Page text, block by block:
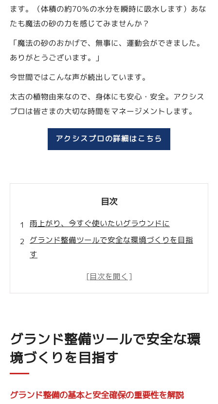
ます。（体積の約70％の水分を瞬時に吸水します）あな
たも魔法の砂の力を感じてみませんか？
「魔法の砂のおかげで、無事に、運動会ができました。
ありがとうございます。」
今世間ではこんな声が続出しています。
太古の植物由来なので、身体にも安心・安全。アクシス
プロは皆さまの大切な時間をマネージメントします。
アクシスプロの詳細はこちら
目次
雨上がり、今すぐ使いたいグラウンドに
グランド整備ツールで安全な環境づくりを目指
す
グランド整備の基本と安全確保の重要性を
グラウンド整備やり方とリスク回避の関係
を知る
正しいグランド整備が快適な施設運営につ
グラウンドの安全性を高める整備道具の使
グランド整備ツールで安全な環
境づくりを目指す
グランド整備の基本と安全確保の重要性を解説